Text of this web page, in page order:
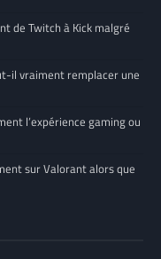
de Twitch à Kick malgré
il vraiment remplacer une
l’expérience gaming ou
sur Valorant alors que